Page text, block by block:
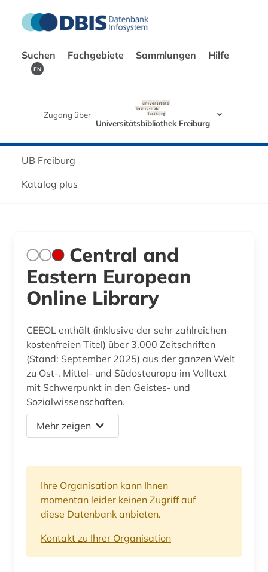
Suchen Fachgebiete Sammlungen Hilfe
EN
Zugang über
Universitätsbibliothek Freiburg
UB Freiburg
Katalog plus
Central and
Eastern European
Online Library
CEEOL enthält (inklusive der sehr zahlreichen
kostenfreien Titel) über 3.000 Zeitschriften
(Stand: September 2025) aus der ganzen Welt
zu Ost-, Mittel- und Südosteuropa im Volltext
mit Schwerpunkt in den Geistes- und
Sozialwissenschaften.
Mehr zeigen
Ihre Organisation kann Ihnen
momentan leider keinen Zugriff auf
diese Datenbank anbieten.
Kontakt zu Ihrer Organisation